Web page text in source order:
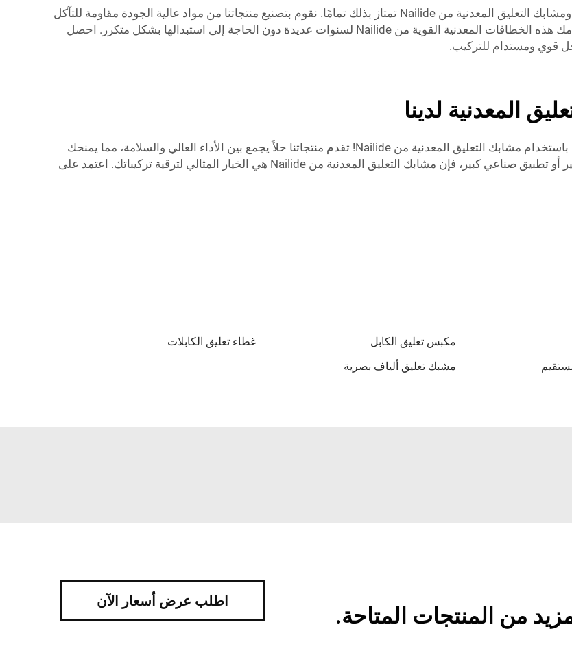
عندما يتعلق الأمر بملحقات الطاقة، فإن المتانة هي العامل الأهم، ومشابك التعليق المعدنية من Nailide تمتاز بذلك تمامًا. نقوم بتصنيع منتجاتنا من مواد عالية الجودة مقاومة للتآكل
والصدأ والتلف، مما يتيح استخدامها بشكل دائم في أي بيئة. ستخدمك هذه الخطافات المعدنية القوية من Nailide لسنوات عديدة دون الحاجة إلى استبدالها بشكل متكرر. احصل
المعدنية لدينا
تبحث عن إضافة لمسة من الجاذبية والحيوية؟ احصل على المهمة باستخدام مشابك التعليق المعدنية من Nailide! تقدم منتجاتنا حلاً يجمع بين الأداء العالي والسلامة، مما يمنحك
راحة البال عند تنفيذ أي تركيب. سواء كنت تعمل على مشروع صغير أو تطبيق صناعي كبير، فإن مشابك التعليق المعدنية من Nailide هي الخيار المثالي لترقية تركيباتك. اعتمد على
مكبس تعليق الكابل
غطاء تعليق الكابلات
مشبك تعليق ألياف بصرية
من المنتجات المتاحة.
اطلب عرض أسعار الآن